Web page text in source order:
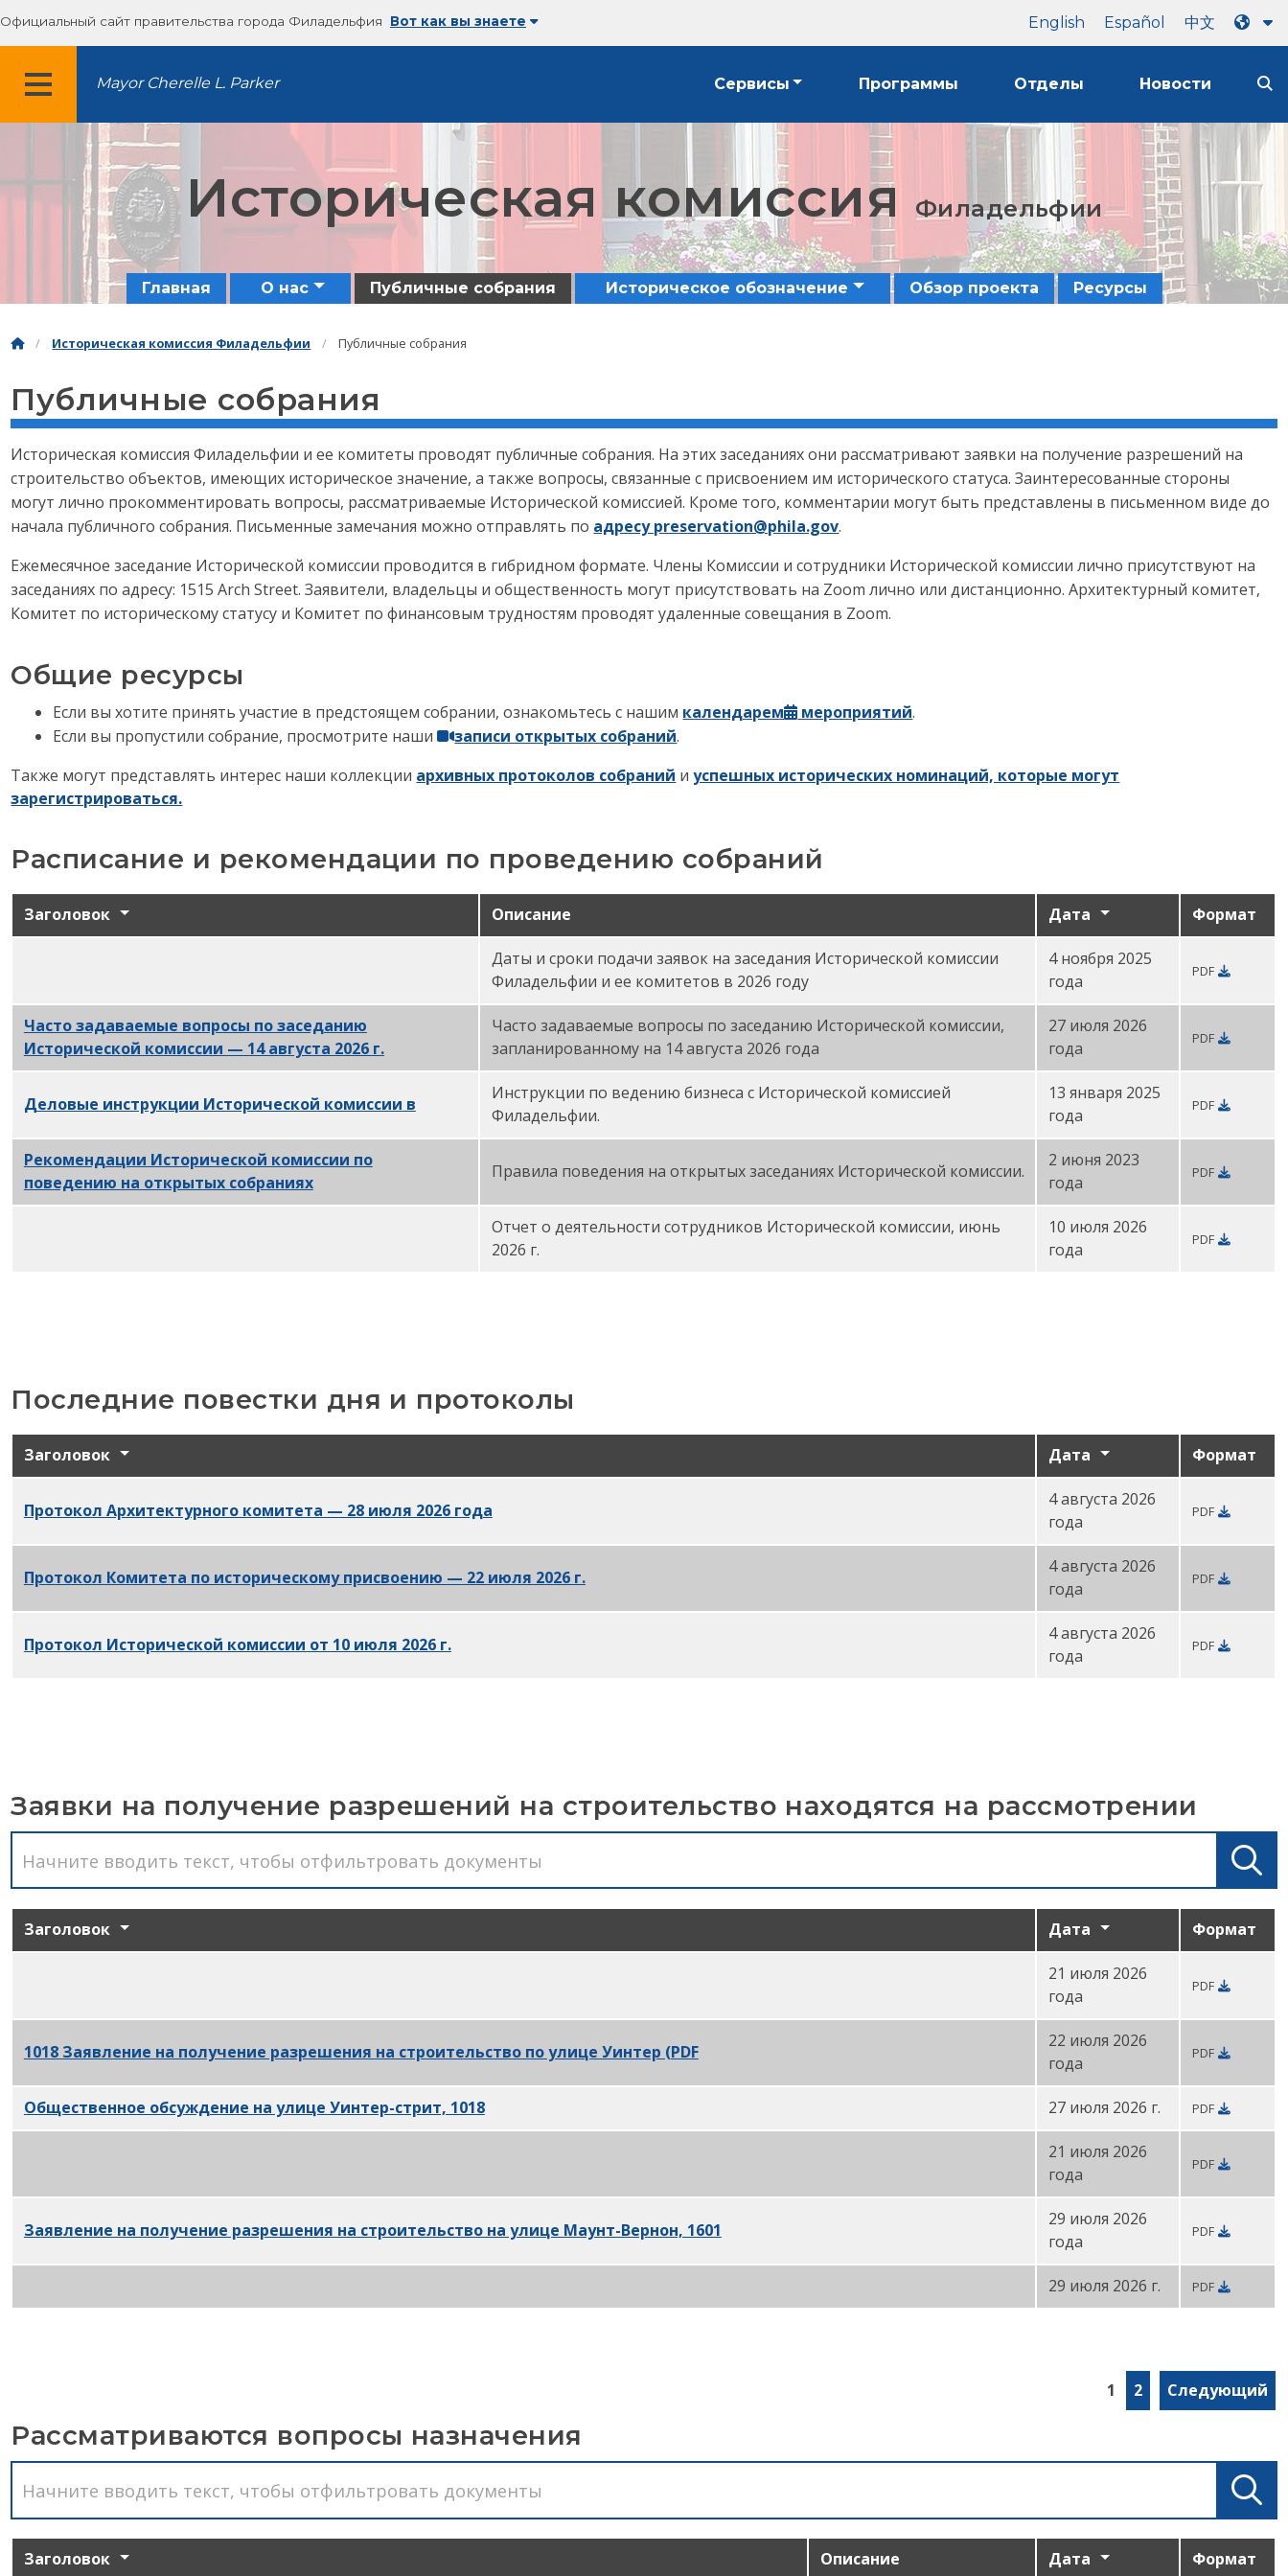
Официальный сайт правительства города Филадельфия Вот как вы знаете English Español 中文
МЕНЮ
Mayor Cherelle L. Parker Сервисы Программы Отделы Новости
Историческая комиссия Филадельфии
Главная О нас Публичные собрания Историческое обозначение Обзор проекта Ресурсы
Историческая комиссия Филадельфии Публичные собрания
Публичные собрания
Историческая комиссия Филадельфии и ее комитеты проводят публичные собрания. На этих заседаниях они рассматривают заявки на получение разрешений на
строительство объектов, имеющих историческое значение, а также вопросы, связанные с присвоением им исторического статуса. Заинтересованные стороны
могут лично прокомментировать вопросы, рассматриваемые Исторической комиссией. Кроме того, комментарии могут быть представлены в письменном виде до
начала публичного собрания. Письменные замечания можно отправлять по адресу preservation@phila.gov.
Ежемесячное заседание Исторической комиссии проводится в гибридном формате. Члены Комиссии и сотрудники Исторической комиссии лично присутствуют на
заседаниях по адресу: 1515 Arch Street. Заявители, владельцы и общественность могут присутствовать на Zoom лично или дистанционно. Архитектурный комитет,
Комитет по историческому статусу и Комитет по финансовым трудностям проводят удаленные совещания в Zoom.
Общие ресурсы
Если вы хотите принять участие в предстоящем собрании, ознакомьтесь с нашим календарем мероприятий.
Если вы пропустили собрание, просмотрите наши
записи открытых собраний.
Также могут представлять интерес наши коллекции архивных протоколов собраний иуспешных исторических номинаций, которые могут
зарегистрироваться.
Расписание и рекомендации по проведению собраний
Заголовок Описание Дата Формат
сроки проведения заседаний Исторической комиссии в 2026 годуPDF
Даты и сроки подачи заявок на заседания Исторической комиссии
Филадельфии и ее комитетов в 2026 году
4 ноября 2025
года
PDF
Часто задаваемые вопросы по заседанию
Исторической комиссии — 14 августа 2026 г.PDF
Часто задаваемые вопросы по заседанию Исторической комиссии,
запланированному на 14 августа 2026 года
27 июля 2026
года
PDF
Деловые инструкции Исторической комиссии в формате PDF
Инструкции по ведению бизнеса с Исторической комиссией
Филадельфии.
13 января 2025
года
PDF
Рекомендации Исторической комиссии по
поведению на открытых собранияхPDF
Правила поведения на открытых заседаниях Исторической комиссии.
2 июня 2023
года
PDF
Отчет о деятельности сотрудников Исторической комиссии, июнь
2026 г.
10 июля 2026
года
PDF
Последние повестки дня и протоколы
Заголовок Дата Формат
Протокол Архитектурного комитета — 28 июля 2026 года
4 августа 2026
года
PDF
Протокол Комитета по историческому присвоению — 22 июля 2026 г.PDF
4 августа 2026
года
PDF
Протокол Исторической комиссии от 10 июля 2026 г.в формате PDF
4 августа 2026
года
PDF
Заявки на получение разрешений на строительство находятся на рассмотрении
Заголовок Дата Формат
21 июля 2026
года
PDF
1018 Заявление на получение разрешения на строительство по улице Уинтер (PDF)
22 июля 2026
года
PDF
Общественное обсуждение на улице Уинтер-стрит, 1018(PDF) 27 июля 2026 г. PDF
21 июля 2026
года
PDF
Заявление на получение разрешения на строительство на улице Маунт-Вернон, 1601
29 июля 2026
года
PDF
29 июля 2026 г. PDF
1 2 Следующий
Рассматриваются вопросы назначения
Заголовок Описание Дата Формат